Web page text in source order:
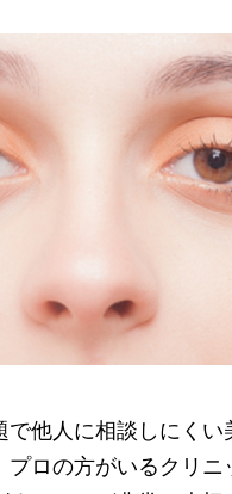
で他人に相談しにくい
プロの方がいるクリニ